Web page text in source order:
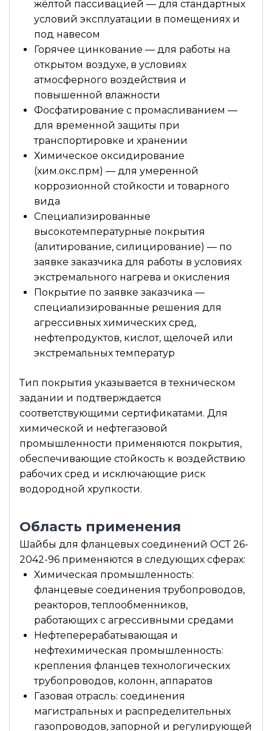
жёлтой пассивацией — для стандартных
условий эксплуатации в помещениях и
под навесом
Горячее цинкование — для работы на
открытом воздухе, в условиях
атмосферного воздействия и
повышенной влажности
Фосфатирование с промасливанием —
для временной защиты при
транспортировке и хранении
Химическое оксидирование
(хим.окс.прм) — для умеренной
коррозионной стойкости и товарного
вида
Специализированные
высокотемпературные покрытия
(алитирование, силицирование) — по
заявке заказчика для работы в условиях
экстремального нагрева и окисления
Покрытие по заявке заказчика —
специализированные решения для
агрессивных химических сред,
нефтепродуктов, кислот, щелочей или
экстремальных температур
Тип покрытия указывается в техническом
задании и подтверждается
соответствующими сертификатами. Для
химической и нефтегазовой
промышленности применяются покрытия,
обеспечивающие стойкость к воздействию
рабочих сред и исключающие риск
водородной хрупкости.
Область применения
Шайбы для фланцевых соединений ОСТ 26-
2042-96 применяются в следующих сферах:
Химическая промышленность:
фланцевые соединения трубопроводов,
реакторов, теплообменников,
работающих с агрессивными средами
Нефтеперерабатывающая и
нефтехимическая промышленность:
крепления фланцев технологических
трубопроводов, колонн, аппаратов
Газовая отрасль: соединения
магистральных и распределительных
газопроводов, запорной и регулирующей